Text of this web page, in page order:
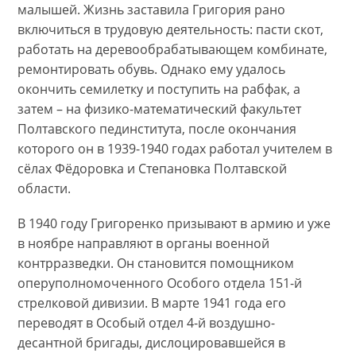
малышей. Жизнь заставила Григория рано
включиться в трудовую деятельность: пасти скот,
работать на деревообрабатывающем комбинате,
ремонтировать обувь. Однако ему удалось
окончить семилетку и поступить на рабфак, а
затем – на физико-математический факультет
Полтавского пединститута, после окончания
которого он в 1939-1940 годах работал учителем в
сёлах Фёдоровка и Степановка Полтавской
области.
В 1940 году Григоренко призывают в армию и уже
в ноябре направляют в органы военной
контрразведки. Он становится помощником
оперуполномоченного Особого отдела 151-й
стрелковой дивизии. В марте 1941 года его
переводят в Особый отдел 4-й воздушно-
десантной бригады, дислоцировавшейся в